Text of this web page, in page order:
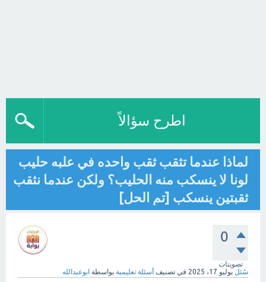
اطرح سؤالاً
لماذا عندما تثقب ثقب واحده في علبه حليب
لونا لا ينسكب منه الحليب؟ ولكن عندما نثقب
ثقبتين ينسكب [تم الحل]
0
تصويتات
سُئل يوليو 17، 2025 في تصنيف أسئلة تعليمية بواسطة ابوعبدالله